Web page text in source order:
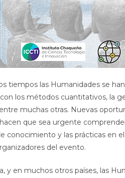
tiempos las Humanidades se
los métodos cuantitativos, la
muchas otras. Nuevas
que sea urgente
conocimiento y las prácticas en
del evento.
y en muchos otros países, las